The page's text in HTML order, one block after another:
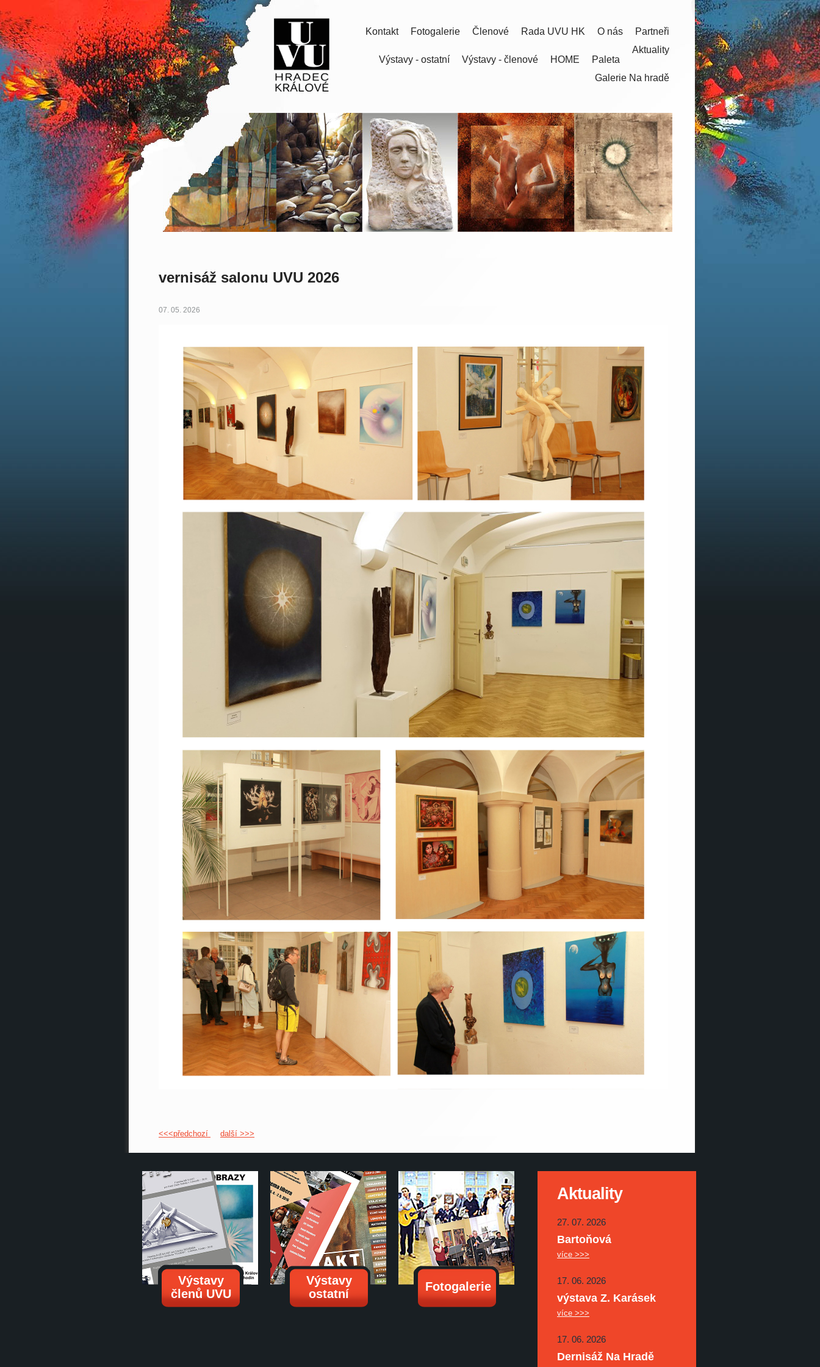
Partneři
O nás
Rada UVU HK
Členové
Fotogalerie
Kontakt
Aktuality
Paleta
HOME
Výstavy - členové
Výstavy - ostatní
Galerie Na hradě
vernisáž salonu UVU 2026
07. 05. 2026
<<<předchozí další >>>
Výstavy
členů UVU
Výstavy
ostatní
Fotogalerie
Aktuality
27. 07. 2026
Bartoňová
více >>>
17. 06. 2026
výstava Z. Karásek
více >>>
17. 06. 2026
Dernisáž Na Hradě